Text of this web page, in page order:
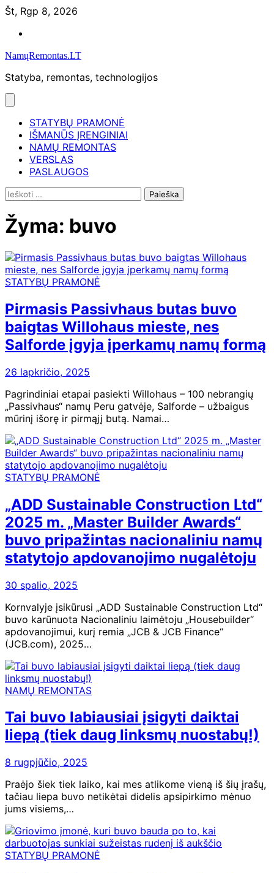
Skip
content
Št, Rgp 8, 2026
NamųRemontas.LT
Statyba, remontas, technologijos
STATYBŲ PRAMONĖ
IŠMANŪS ĮRENGINIAI
NAMŲ REMONTAS
VERSLAS
PASLAUGOS
Ieškoti:
Žyma: buvo
STATYBŲ PRAMONĖ
Pirmasis Passivhaus butas buvo
baigtas Willohaus mieste, nes
Salforde įgyja įperkamų namų formą
26 lapkričio, 2025
Pagrindiniai etapai pasiekti Willohaus – 100 nebrangių
„Passivhaus“ namų Peru gatvėje, Salforde – užbaigus
mūrinį išorę ir pirmąjį butą. Namai…
STATYBŲ PRAMONĖ
„ADD Sustainable Construction Ltd“
2025 m. „Master Builder Awards“
buvo pripažintas nacionaliniu namų
statytojo apdovanojimo nugalėtoju
30 spalio, 2025
Kornvalyje įsikūrusi „ADD Sustainable Construction Ltd“
buvo karūnuota Nacionaliniu laimėtoju „Housebuilder“
apdovanojimui, kurį remia „JCB & JCB Finance“
(JCB.com), 2025…
NAMŲ REMONTAS
Tai buvo labiausiai įsigyti daiktai
liepą (tiek daug linksmų nuostabų!)
8 rugpjūčio, 2025
Praėjo šiek tiek laiko, kai mes atlikome vieną iš šių įrašų,
tačiau liepa buvo netikėtai didelis apsipirkimo mėnuo
jums visiems,…
STATYBŲ PRAMONĖ